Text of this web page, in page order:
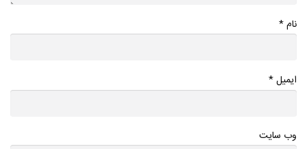
نام*
ایمیل*
وب سایت